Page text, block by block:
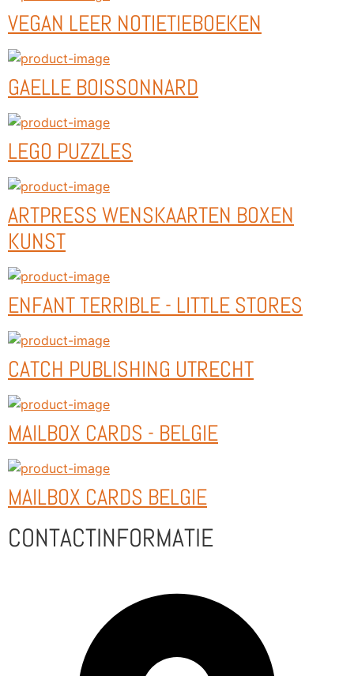
VEGAN LEER NOTIETIEBOEKEN
GAELLE BOISSONNARD
LEGO PUZZLES
ARTPRESS WENSKAARTEN BOXEN
KUNST
ENFANT TERRIBLE - LITTLE STORES
CATCH PUBLISHING UTRECHT
MAILBOX CARDS - BELGIE
MAILBOX CARDS BELGIE
CONTACTINFORMATIE